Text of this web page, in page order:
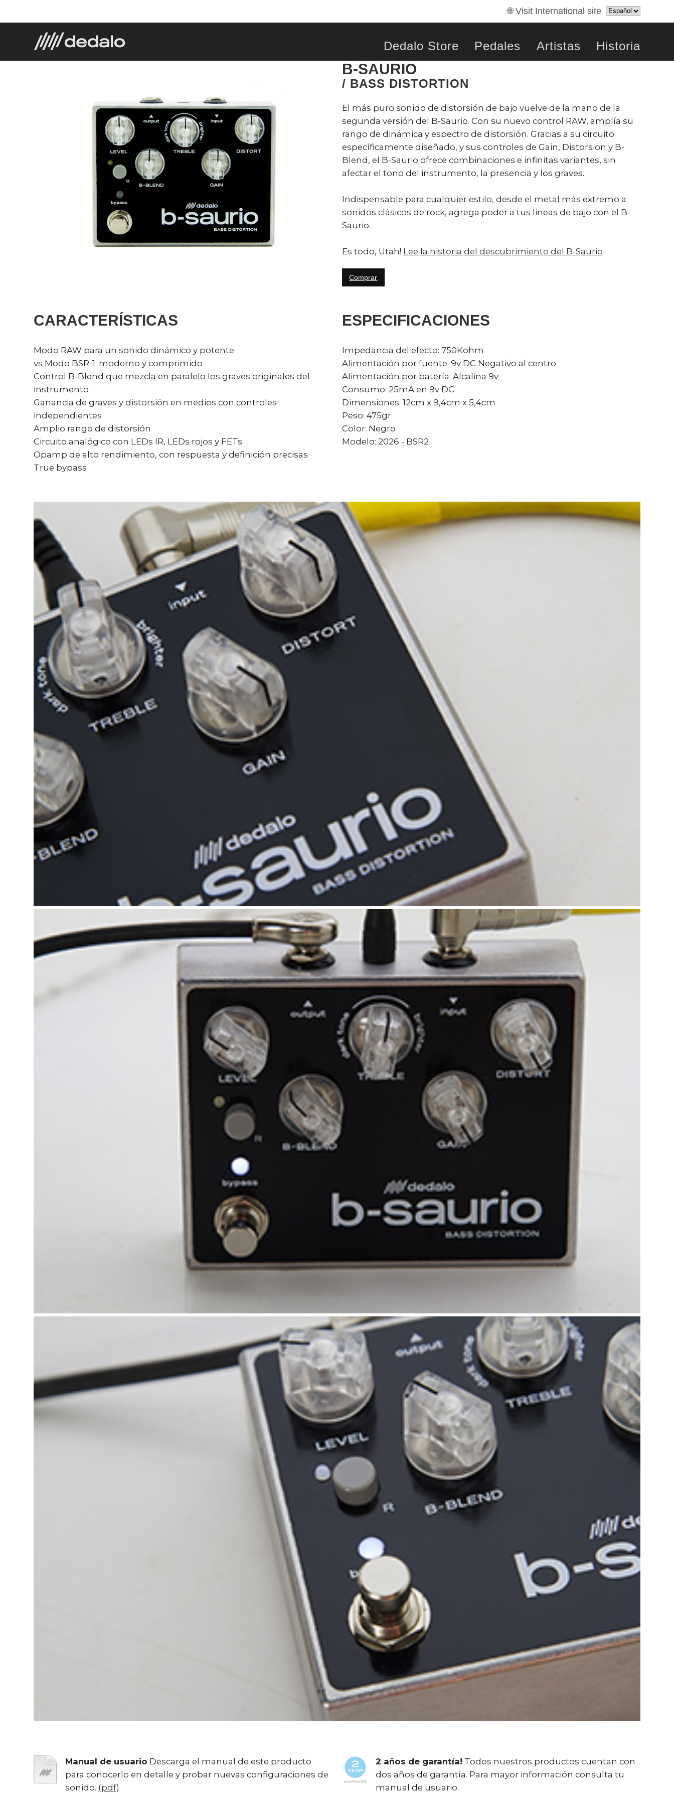
🌐 Visit International site
Dedalo Store Pedales Artistas Historia
B-SAURIO
/ BASS DISTORTION
El más puro sonido de distorsión de bajo vuelve de la mano de la
segunda versión del B-Saurio. Con su nuevo control RAW, amplía su
rango de dinámica y espectro de distorsión. Gracias a su circuito
específicamente diseñado, y sus controles de Gain, Distorsion y B-
Blend, el B-Saurio ofrece combinaciones e infinitas variantes, sin
afectar el tono del instrumento, la presencia y los graves.
Indispensable para cualquier estilo, desde el metal más extremo a
sonidos clásicos de rock, agrega poder a tus lineas de bajo con el B-
Saurio.
Es todo, Utah! Lee la historia del descubrimiento del B-Saurio
Comprar
CARACTERÍSTICAS
Modo RAW para un sonido dinámico y potente
vs Modo BSR-1: moderno y comprimido
Control B-Blend que mezcla en paralelo los graves originales del
instrumento
Ganancia de graves y distorsión en medios con controles
independientes
Amplio rango de distorsión
Circuito analógico con LEDs IR, LEDs rojos y FETs
Opamp de alto rendimiento, con respuesta y definición precisas
True bypass
ESPECIFICACIONES
Impedancia del efecto: 750Kohm
Alimentación por fuente: 9v DC Negativo al centro
Alimentación por batería: Alcalina 9v
Consumo: 25mA en 9v DC
Dimensiones: 12cm x 9,4cm x 5,4cm
Peso: 475gr
Color: Negro
Modelo: 2026 - BSR2
Manual de usuario Descarga el manual de este producto
para conocerlo en detalle y probar nuevas configuraciones de
sonido. (pdf)
2 años de garantía! Todos nuestros productos cuentan con
dos años de garantía. Para mayor información consulta tu
manual de usuario.